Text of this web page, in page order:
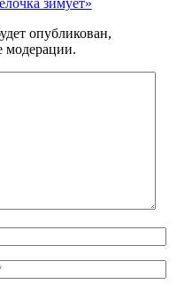
зимует»
опубликован,
модерации.